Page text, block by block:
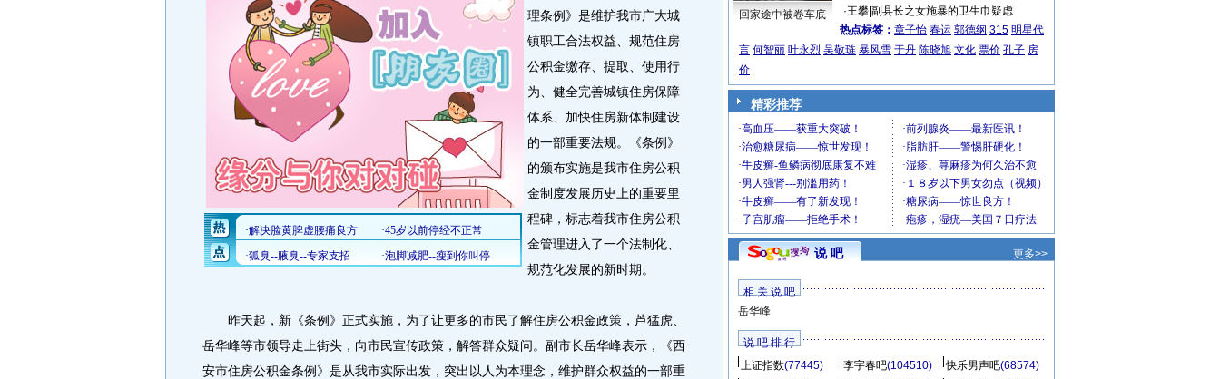
理条例》是维护我市广大城
镇职工合法权益、规范住房
公积金缴存、提取、使用行
为、健全完善城镇住房保障
体系、加快住房新体制建设
的一部重要法规。《条例》
的颁布实施是我市住房公积
金制度发展历史上的重要里
程碑，标志着我市住房公积
金管理进入了一个法制化、
规范化发展的新时期。
昨天起，新《条例》正式实施，为了让更多的市民了解住房公积金政策，芦猛虎、
岳华峰等市领导走上街头，向市民宣传政策，解答群众疑问。副市长岳华峰表示，《西
安市住房公积金条例》是从我市实际出发，突出以人为本理念，维护群众权益的一部重
回家途中被卷车底
·王攀| 副县长之女施暴的卫生巾疑虑
热点标签： 章子怡 春运 郭德纲 315 明星代
言 何智丽 叶永烈 吴敬琏 暴风雪 于丹 陈晓旭 文化 票价 孔子 房
价
精彩推荐
说 吧 更多>>
相 关 说 吧
岳华峰
说 吧 排 行
上证指数(77445) 李宇春吧(104510) 快乐男声吧(68574)